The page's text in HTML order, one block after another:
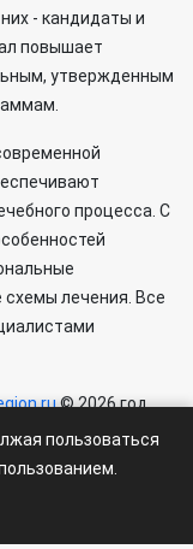
- кандидаты и
повышает
утвержденным
процесса. С
лечения. Все
© 2026 год.
пишите: ✍
возрастных
пользоваться